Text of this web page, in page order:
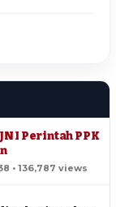
I Perintah PPK
• 136,787 views